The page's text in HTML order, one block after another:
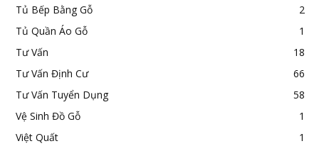
Tủ Bếp Bằng Gỗ
2
Tủ Quần Áo Gỗ
1
Tư Vấn
18
Tư Vấn Định Cư
66
Tư Vấn Tuyển Dụng
58
Vệ Sinh Đồ Gỗ
1
Việt Quất
1